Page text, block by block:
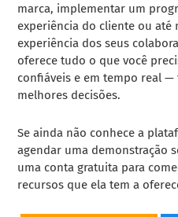
marca, implementar um
experiência do cliente ou até
experiência dos seus
oferece tudo o que você
confiáveis e em tempo real
melhores decisões.
Se ainda não conhece a
agendar uma demonstração
uma conta gratuita para
recursos que ela tem a